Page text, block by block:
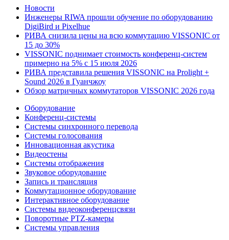
Новости
Инженеры RIWA прошли обучение по оборудованию
DigiBird и Pixelhue
РИВА снизила цены на всю коммутацию VISSONIC от
15 до 30%
VISSONIC поднимает стоимость конференц-систем
примерно на 5% с 15 июля 2026
РИВА представила решения VISSONIC на Prolight +
Sound 2026 в Гуанчжоу
Обзор матричных коммутаторов VISSONIC 2026 года
Оборудование
Конференц-системы
Системы синхронного перевода
Системы голосования
Инновационная акустика
Видеостены
Системы отображения
Звуковое оборудование
Запись и трансляция
Коммутационное оборудование
Интерактивное оборудование
Системы видеоконференцсвязи
Поворотные PTZ-камеры
Системы управления